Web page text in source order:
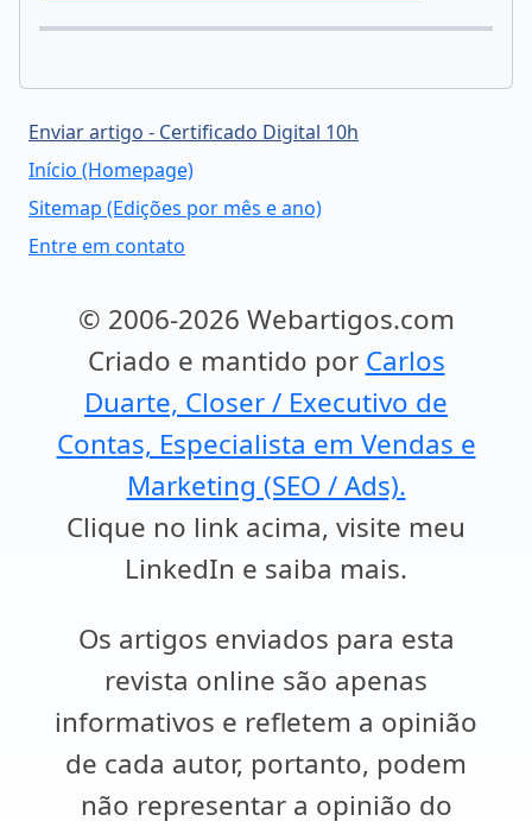
Enviar artigo - Certificado Digital 10h
Início (Homepage)
Sitemap (Edições por mês e ano)
Entre em contato
© 2006-2026 Webartigos.com
Criado e mantido por Carlos
Duarte, Closer / Executivo de
Contas, Especialista em Vendas e
Marketing (SEO / Ads).
Clique no link acima, visite meu
LinkedIn e saiba mais.
Os artigos enviados para esta
revista online são apenas
informativos e refletem a opinião
de cada autor, portanto, podem
não representar a opinião do